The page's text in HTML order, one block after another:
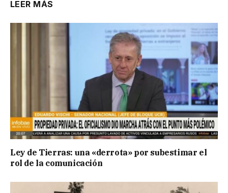
LEER MÁS
Ley de Tierras: una «derrota» por subestimar el
rol de la comunicación